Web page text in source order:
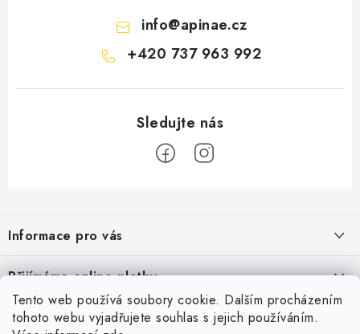
Tento web používá soubory cookie. Dalším procházením
tohoto webu vyjadřujete souhlas s jejich používáním.
info@apinae.cz
+420 737 963 992
p
a
t
Informace pro vás
Časté dotazy
Obchodní podmínky
Podmínky ochrany osobních údajů
Přijímáme online platby
Facebook